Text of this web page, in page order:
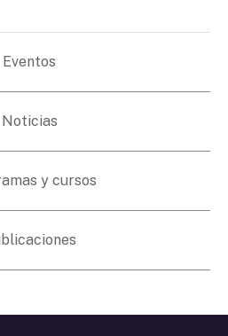
Eventos
Noticias
y cursos